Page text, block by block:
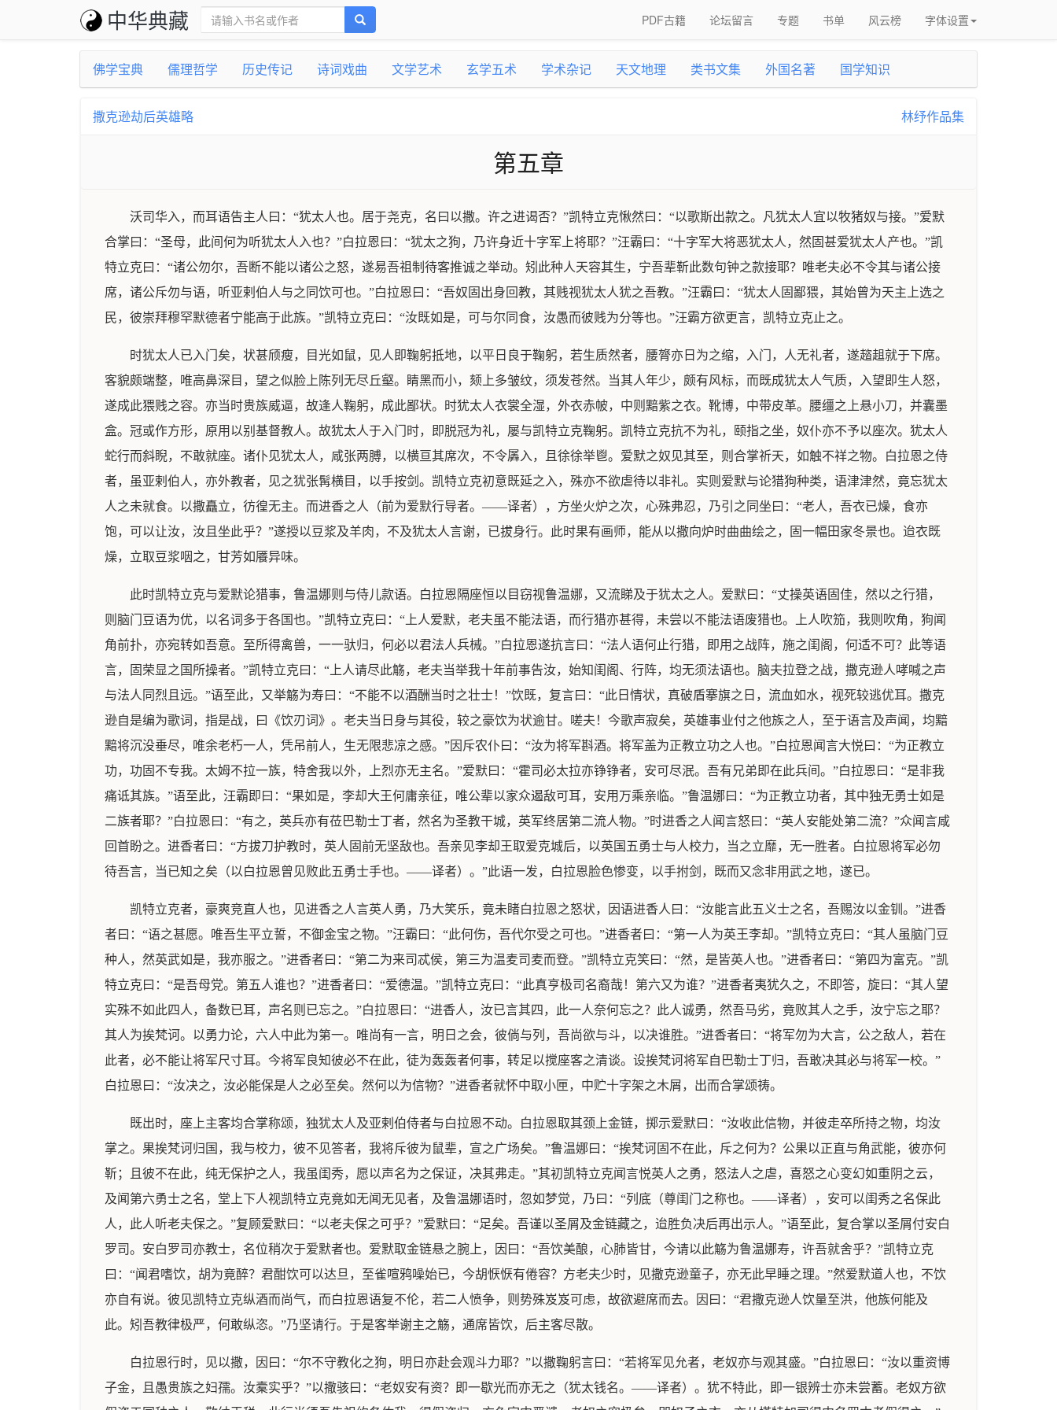
中华典藏 PDF古籍 论坛留言 专题 书单 风云榜 字体设置
佛学宝典 儒理哲学 历史传记 诗词戏曲 文学艺术 玄学五术 学术杂记 天文地理 类书文集 外国名著 国学知识
撒克逊劫后英雄略 林纾作品集
第五章
沃司华入，而耳语告主人曰：“犹太人也。居于尧克，名曰以撒。许之进谒否？”凯特立克愀然曰：“以歌斯出款之。凡犹太人宜以牧猪奴与接。”爱默
合掌曰：“圣母，此间何为听犹太人入也？”白拉恩曰：“犹太之狗，乃许身近十字军上将耶？”汪霸曰：“十字军大将恶犹太人，然固甚爱犹太人产也。”凯
特立克曰：“诸公勿尔，吾断不能以诸公之怒，遂易吾祖制待客推诚之举动。矧此种人天容其生，宁吾辈靳此数句钟之款接耶？唯老夫必不令其与诸公接
席，诸公斥勿与语，听亚剌伯人与之同饮可也。”白拉恩曰：“吾奴固出身回教，其贱视犹太人犹之吾教。”汪霸曰：“犹太人固鄙猥，其始曾为天主上选之
民，彼崇拜穆罕默德者宁能高于此族。”凯特立克曰：“汝既如是，可与尔同食，汝愚而彼贱为分等也。”汪霸方欲更言，凯特立克止之。
时犹太人已入门矣，状甚颀瘦，目光如鼠，见人即鞠躬抵地，以平日良于鞠躬，若生质然者，腰膂亦日为之缩，入门，人无礼者，遂趦趄就于下席。
客貌颇端整，唯高鼻深目，望之似脸上陈列无尽丘壑。睛黑而小，颏上多皱纹，须发苍然。当其人年少，颇有风标，而既成犹太人气质，入望即生人怒，
遂成此猥贱之容。亦当时贵族威逼，故逢人鞠躬，成此鄙状。时犹太人衣裳全湿，外衣赤帔，中则黯紫之衣。靴博，中带皮革。腰缰之上悬小刀，并囊墨
盒。冠或作方形，原用以别基督教人。故犹太人于入门时，即脱冠为礼，屡与凯特立克鞠躬。凯特立克抗不为礼，颐指之坐，奴仆亦不予以座次。犹太人
蛇行而斜睨，不敢就座。诸仆见犹太人，咸张两膊，以横亘其席次，不令羼入，且徐徐举鬯。爱默之奴见其至，则合掌祈天，如触不祥之物。白拉恩之侍
者，虽亚剌伯人，亦外教者，见之犹张髯横目，以手按剑。凯特立克初意既延之入，殊亦不欲虐待以非礼。实则爱默与论猎狗种类，语津津然，竟忘犹太
人之未就食。以撒矗立，彷徨无主。而进香之人（前为爱默行导者。——译者），方坐火炉之次，心殊弗忍，乃引之同坐曰：“老人，吾衣已燥，食亦
饱，可以让汝，汝且坐此乎？”遂授以豆浆及羊肉，不及犹太人言谢，已拔身行。此时果有画师，能从以撒向炉时曲曲绘之，固一幅田家冬景也。迨衣既
燥，立取豆浆咽之，甘芳如餍异味。
此时凯特立克与爱默论猎事，鲁温娜则与侍儿款语。白拉恩隔座恒以目窃视鲁温娜，又流睇及于犹太之人。爱默曰：“丈操英语固佳，然以之行猎，
则脑门豆语为优，以名词多于各国也。”凯特立克曰：“上人爱默，老夫虽不能法语，而行猎亦甚得，未尝以不能法语废猎也。上人吹笳，我则吹角，狗闻
角前扑，亦宛转如吾意。至所得禽兽，一一驮归，何必以君法人兵械。”白拉恩遂抗言曰：“法人语何止行猎，即用之战阵，施之闺阁，何适不可？此等语
言，固荣显之国所操者。”凯特立克曰：“上人请尽此觞，老夫当举我十年前事告汝，始知闺阁、行阵，均无须法语也。脑夫拉登之战，撒克逊人哮喊之声
与法人同烈且远。”语至此，又举觞为寿曰：“不能不以酒酬当时之壮士！”饮既，复言曰：“此日情状，真破盾搴旗之日，流血如水，视死较逃优耳。撒克
逊自是编为歌词，指是战，曰《饮刃词》。老夫当日身与其役，较之豪饮为状逾甘。嗟夫！今歌声寂矣，英雄事业付之他族之人，至于语言及声闻，均黯
黯将沉没垂尽，唯余老朽一人，凭吊前人，生无限悲凉之感。”因斥农仆曰：“汝为将军斟酒。将军盖为正教立功之人也。”白拉恩闻言大悦曰：“为正教立
功，功固不专我。太姆不拉一族，特舍我以外，上烈亦无主名。”爱默曰：“霍司必太拉亦铮铮者，安可尽泯。吾有兄弟即在此兵间。”白拉恩曰：“是非我
痛诋其族。”语至此，汪霸即曰：“果如是，李却大王何庸亲征，唯公辈以家众遏敌可耳，安用万乘亲临。”鲁温娜曰：“为正教立功者，其中独无勇士如是
二族者耶？”白拉恩曰：“有之，英兵亦有莅巴勒士丁者，然名为圣教干城，英军终居第二流人物。”时进香之人闻言怒曰：“英人安能处第二流？”众闻言咸
回首盼之。进香者曰：“方拔刀护教时，英人固前无坚敌也。吾亲见李却王取爱克城后，以英国五勇士与人校力，当之立靡，无一胜者。白拉恩将军必勿
待吾言，当已知之矣（以白拉恩曾见败此五勇士手也。——译者）。”此语一发，白拉恩脸色惨变，以手拊剑，既而又念非用武之地，遂已。
凯特立克者，豪爽竞直人也，见进香之人言英人勇，乃大笑乐，竟未睹白拉恩之怒状，因语进香人曰：“汝能言此五义士之名，吾赐汝以金钏。”进香
者曰：“语之甚愿。唯吾生平立誓，不御金宝之物。”汪霸曰：“此何伤，吾代尔受之可也。”进香者曰：“第一人为英王李却。”凯特立克曰：“其人虽脑门豆
种人，然英武如是，我亦服之。”进香者曰：“第二为来司忒侯，第三为温麦司麦而登。”凯特立克笑曰：“然，是皆英人也。”进香者曰：“第四为富克。”凯
特立克曰：“是吾母党。第五人谁也？”进香者曰：“爱德温。”凯特立克曰：“此真亨极司名裔哉！第六又为谁？”进香者夷犹久之，不即答，旋曰：“其人望
实殊不如此四人，备数已耳，声名则已忘之。”白拉恩曰：“进香人，汝已言其四，此一人奈何忘之？此人诚勇，然吾马劣，竟败其人之手，汝宁忘之耶？
其人为挨梵诃。以勇力论，六人中此为第一。唯尚有一言，明日之会，彼倘与列，吾尚欲与斗，以决谁胜。”进香者曰：“将军勿为大言，公之敌人，若在
此者，必不能让将军尺寸耳。今将军良知彼必不在此，徒为轰轰者何事，转足以搅座客之清谈。设挨梵诃将军自巴勒士丁归，吾敢决其必与将军一校。”
白拉恩曰：“汝决之，汝必能保是人之必至矣。然何以为信物？”进香者就怀中取小匣，中贮十字架之木屑，出而合掌颂祷。
既出时，座上主客均合掌称颂，独犹太人及亚剌伯侍者与白拉恩不动。白拉恩取其颈上金链，掷示爱默曰：“汝收此信物，并彼走卒所持之物，均汝
掌之。果挨梵诃归国，我与校力，彼不见答者，我将斥彼为鼠辈，宣之广场矣。”鲁温娜曰：“挨梵诃固不在此，斥之何为？公果以正直与角武能，彼亦何
靳；且彼不在此，纯无保护之人，我虽闺秀，愿以声名为之保证，决其弗走。”其初凯特立克闻言悦英人之勇，怒法人之虐，喜怒之心变幻如重阴之云，
及闻第六勇士之名，堂上下人视凯特立克竟如无闻无见者，及鲁温娜语时，忽如梦觉，乃曰：“列底（尊闺门之称也。——译者），安可以闺秀之名保此
人，此人听老夫保之。”复顾爱默曰：“以老夫保之可乎？”爱默曰：“足矣。吾谨以圣屑及金链藏之，迨胜负决后再出示人。”语至此，复合掌以圣屑付安白
罗司。安白罗司亦教士，名位稍次于爱默者也。爱默取金链悬之腕上，因曰：“吾饮美酿，心肺皆甘，今请以此觞为鲁温娜寿，许吾就舍乎？”凯特立克
曰：“闻君嗜饮，胡为竟醉？君酣饮可以达旦，至雀喧鸦噪始已，今胡恹恹有倦容？方老夫少时，见撒克逊童子，亦无此早睡之理。”然爱默道人也，不饮
亦自有说。彼见凯特立克纵酒而尚气，而白拉恩语复不伦，若二人愤争，则势殊岌岌可虑，故欲避席而去。因曰：“君撒克逊人饮量至洪，他族何能及
此。矧吾教律极严，何敢纵恣。”乃坚请行。于是客举谢主之觞，通席皆饮，后主客尽散。
白拉恩行时，见以撒，因曰：“尔不守教化之狗，明日亦赴会观斗力耶？”以撒鞠躬言曰：“若将军见允者，老奴亦与观其盛。”白拉恩曰：“汝以重资博
子金，且愚贵族之妇孺。汝槖实乎？”以撒骇曰：“老奴安有资？即一歇光而亦无之（犹太钱名。——译者）。犹不特此，即一银辨士亦未尝蓄。老奴方欲